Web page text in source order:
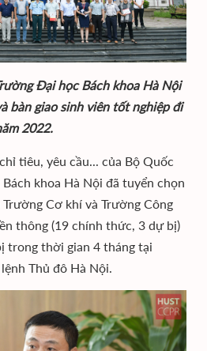
Đại học Bách khoa Hà Nội
bàn giao sinh viên tốt nghiệp đi
2022.
tiêu, yêu cầu... của Bộ Quốc
khoa Hà Nội đã tuyển chọn
Cơ khí và Trường Công
thông (19 chính thức, 3 dự bị)
trong thời gian 4 tháng tại
Thủ đô Hà Nội.